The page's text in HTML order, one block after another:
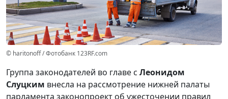
© haritonoff / Фотобанк 123RF.com
Группа законодателей во главе с Леонидом
Слуцким внесла на рассмотрение нижней палаты
парламента законопроект об ужесточении правил